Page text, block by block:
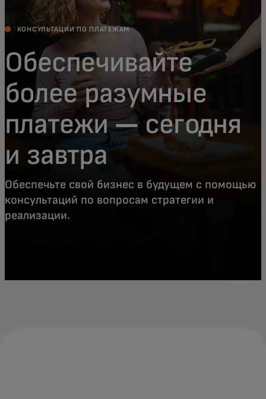
КОНСУЛЬТАЦИИ ПО ПЛАТЕЖАМ
Обеспечивайте
более разумные
платежи — сегодня
и завтра
Обеспечьте свой бизнес в будущем с помощью
консультаций по вопросам стратегии и
реализации.